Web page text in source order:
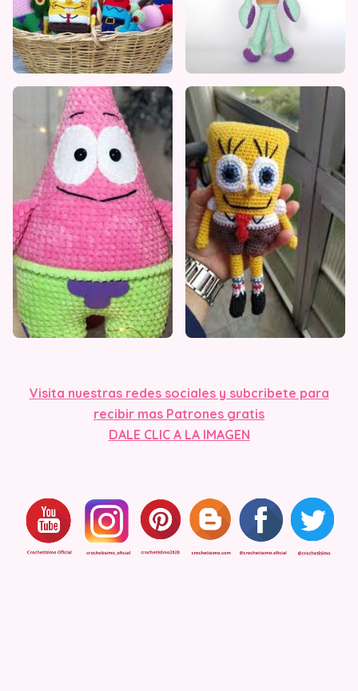
Visita nuestras redes sociales y subcribete para
recibir mas Patrones gratis
DALE CLIC A LA IMAGEN